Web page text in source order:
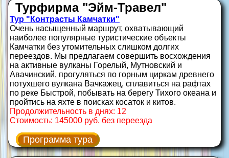
Турфирма "Эйм-Травел"
Тур "Контрасты Камчатки"
Очень насыщенный маршрут, охватывающий
наиболее популярные туристические объекты
Камчатки без утомительных слишком долгих
переездов. Мы предлагаем совершить восхождения
на активные вулканы Горелый, Мутновский и
Авачинский, прогуляться по горным циркам древнего
потухшего вулкана Вачкажец, сплавиться на рафтах
по реке Быстрой, побывать на берегу Тихого океана и
пройтись на яхте в поисках косаток и китов.
Продолжительность в днях: 12
Стоимость: 145000 руб. без переезда
Программа тура